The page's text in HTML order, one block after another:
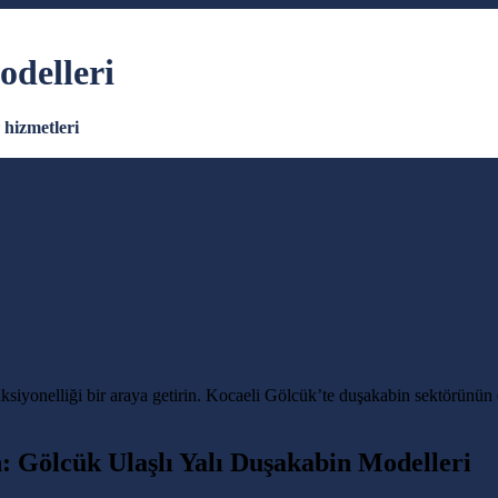
bir araya getirin. Kocaeli Gölcük’te duşakabin sektörünün
Gölcük Ulaşlı Yalı Duşakabin Modelleri